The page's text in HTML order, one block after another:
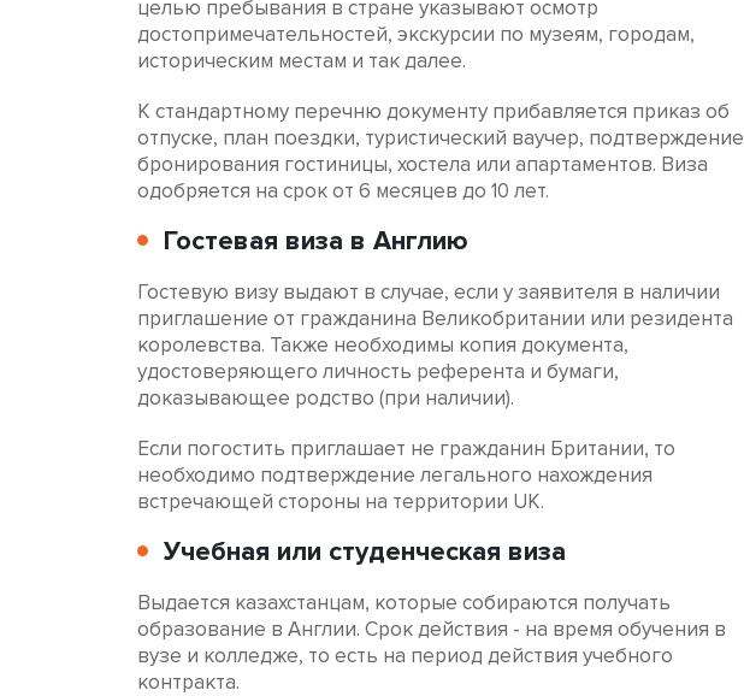
целью пребывания в стране указывают осмотр
достопримечательностей, экскурсии по музеям, городам,
историческим местам и так далее.
К стандартному перечню документу прибавляется приказ об
отпуске, план поездки, туристический ваучер, подтверждение
бронирования гостиницы, хостела или апартаментов. Виза
одобряется на срок от 6 месяцев до 10 лет.
Гостевая виза в Англию
Гостевую визу выдают в случае, если у заявителя в наличии
приглашение от гражданина Великобритании или резидента
королевства. Также необходимы копия документа,
удостоверяющего личность референта и бумаги,
доказывающее родство (при наличии).
Если погостить приглашает не гражданин Британии, то
необходимо подтверждение легального нахождения
встречающей стороны на территории UK.
Учебная или студенческая виза
Выдается казахстанцам, которые собираются получать
образование в Англии. Срок действия - на время обучения в
вузе и колледже, то есть на период действия учебного
контракта.